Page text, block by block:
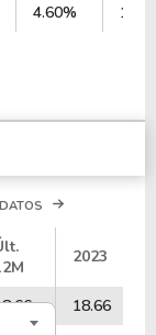
4.60%
2023
18.66